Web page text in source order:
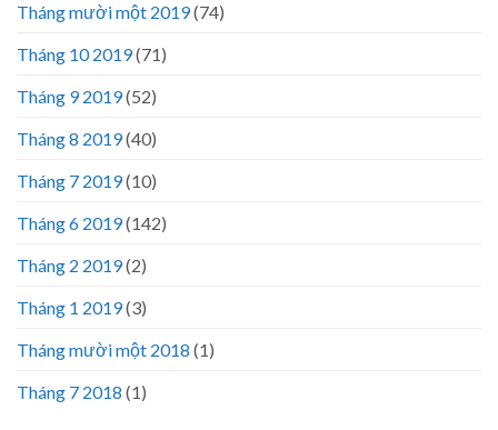
Tháng mười một 2019(74)
Tháng 10 2019(71)
Tháng 9 2019(52)
Tháng 8 2019(40)
Tháng 7 2019(10)
Tháng 6 2019(142)
Tháng 2 2019(2)
Tháng 1 2019(3)
Tháng mười một 2018 (1)
Tháng 7 2018 (1)